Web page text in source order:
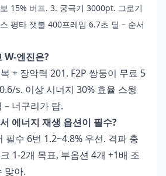
15% 버프. 3. 궁극기 3000pt. 그로기
평타 잿불 400프레임 6.7초 딜 – 순서
W-엔진은?
+ 장악력 201. F2P 쌍둥이 무료 5
s. 이상 시너지 30% 효율 스윙
– 너구리가 탑.
에너지 재생 옵션이 필수?
필수 6번 1.2~4.8% 우선. 격파 충
1-2개 목표, 부옵션 4개 +1배 조
맞아.